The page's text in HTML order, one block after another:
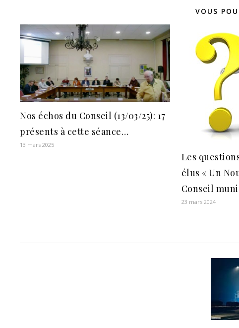
VOUS
Nos échos du Conseil (13/03/25): 17
présents à cette séance…
13 mars 2025
Les
élus « Un
Conseil
23 mars 2024